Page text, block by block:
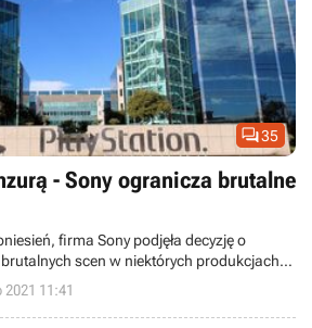
35
- Sony ogranicza brutalne
firma Sony podjęła decyzję o
scen w niektórych produkcjach
mieć to związek z chęcią dotarcia do
2021 11:41